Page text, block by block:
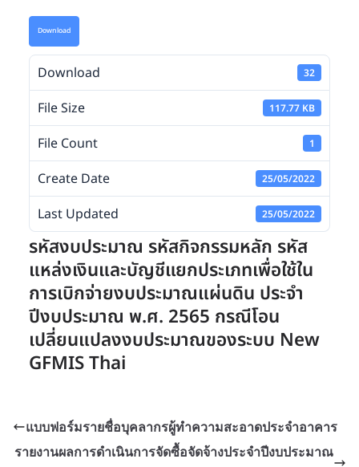
Download
Download 32
File Size 117.77 KB
File Count 1
Create Date 25/05/2022
Last Updated 25/05/2022
รหัสงบประมาณ รหัสกิจกรรมหลัก รหัส
แหล่งเงินและบัญชีแยกประเภทเพื่อใช้ใน
การเบิกจ่ายงบประมาณแผ่นดิน ประจำ
ปีงบประมาณ พ.ศ. 2565 กรณีโอน
เปลี่ยนแปลงงบประมาณของระบบ New
GFMIS Thai
แบบฟอร์มรายชื่อบุคลากรผู้ทำความสะอาดประจำอาคาร
รายงานผลการดำเนินการจัดซื้อจัดจ้างประจำปีงบประมาณ